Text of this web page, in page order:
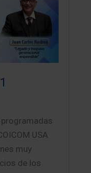
USA
muy
de los